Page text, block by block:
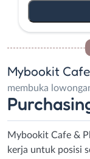
Mybookit
membuka
Mybookit Cafe &
kerja untuk posisi